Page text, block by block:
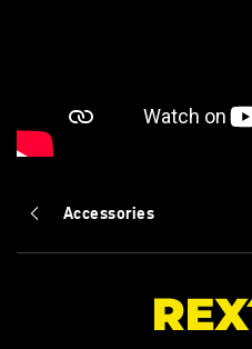
Accessories